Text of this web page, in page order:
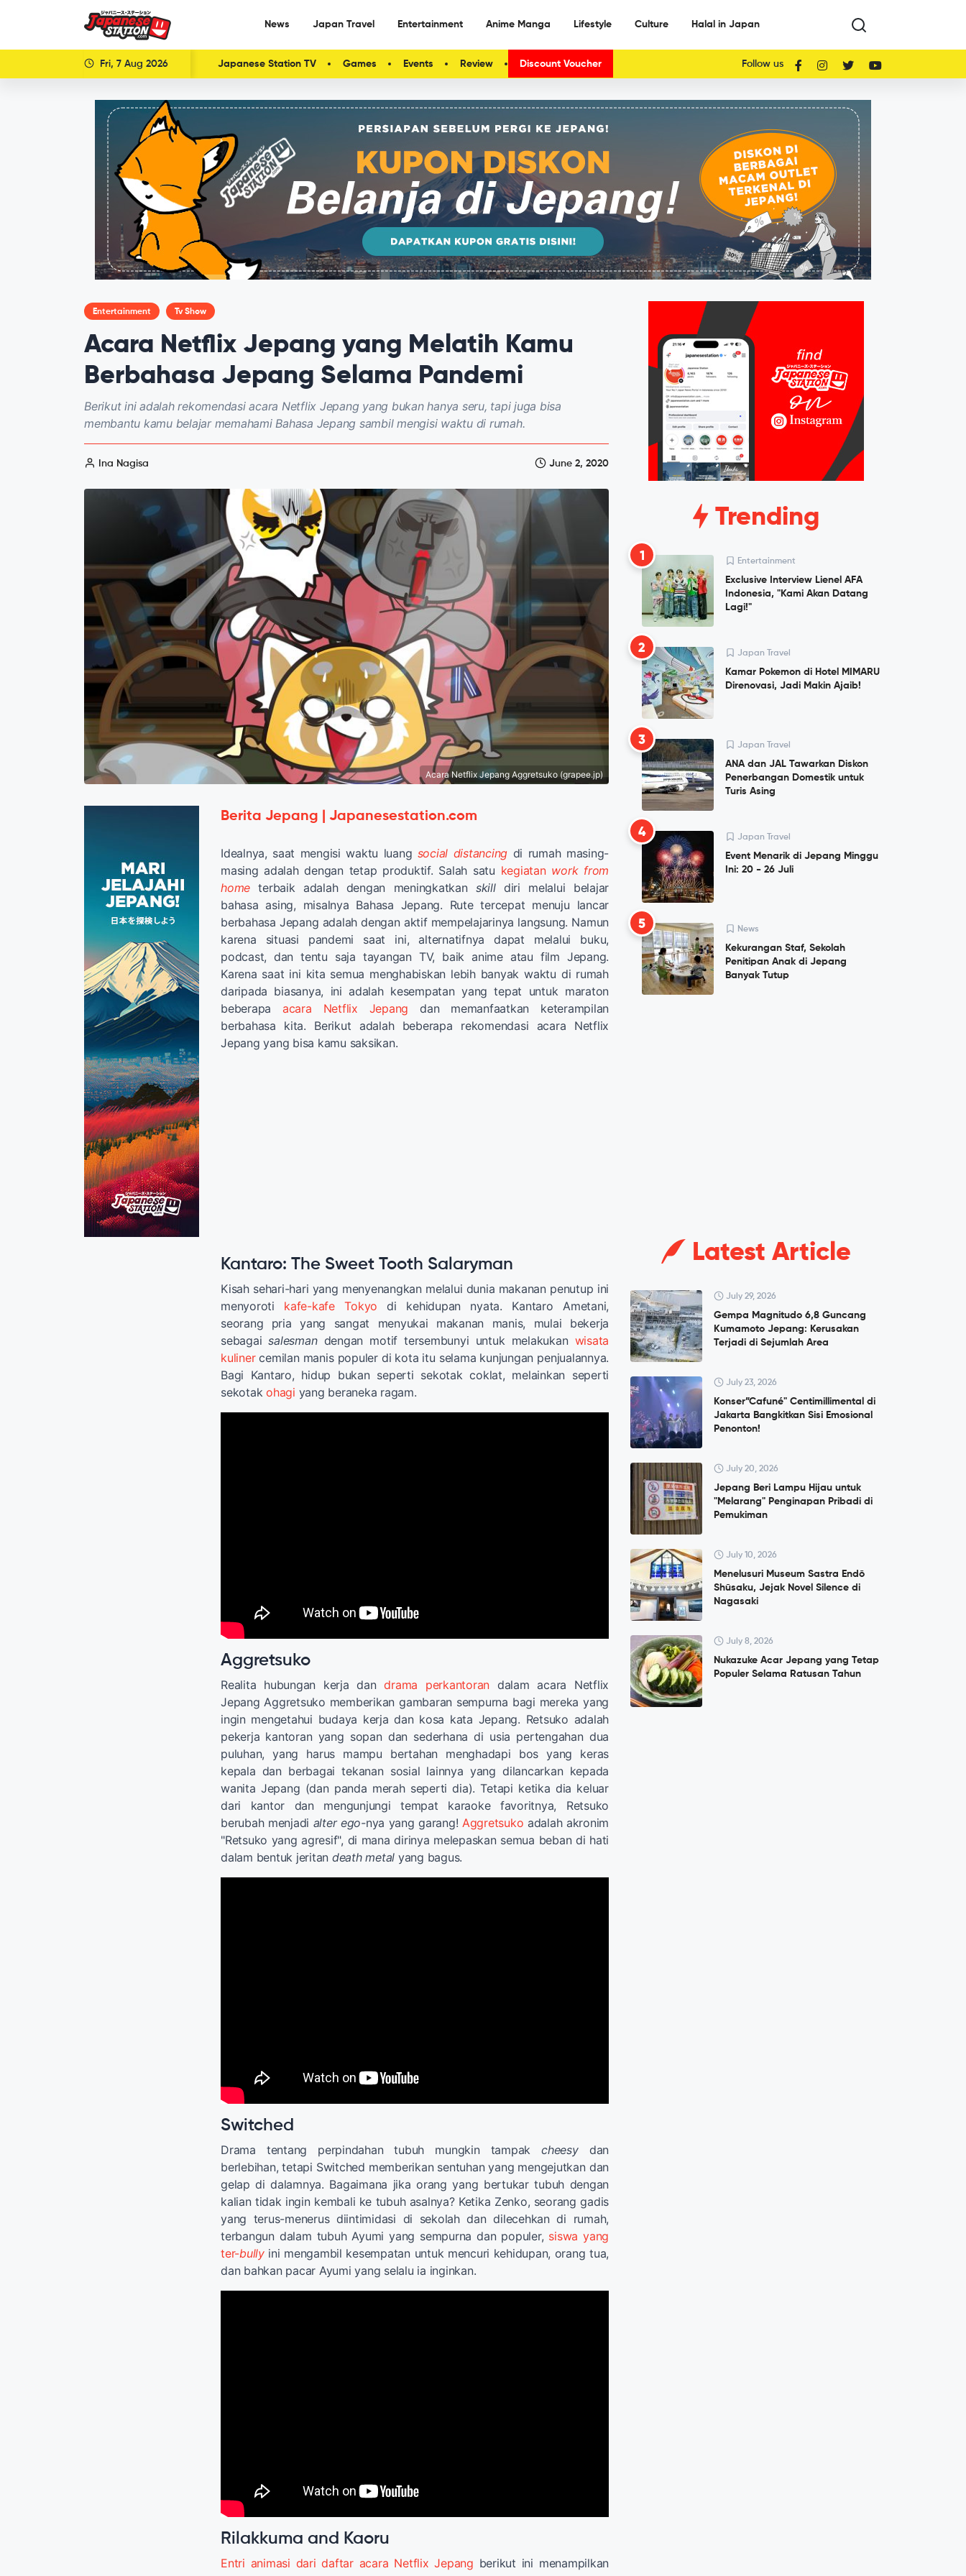
News Japan Travel Entertainment Anime Manga Lifestyle Culture Halal in Japan
Fri, 7 Aug 2026 Japanese Station TV Games Events Review Discount Voucher Follow us
Entertainment Tv Show
Acara Netflix Jepang yang Melatih Kamu
Berbahasa Jepang Selama Pandemi
Berikut ini adalah rekomendasi acara Netflix Jepang yang bukan hanya seru, tapi juga bisa
membantu kamu belajar memahami Bahasa Jepang sambil mengisi waktu di rumah.
Ina Nagisa June 2, 2020
Acara Netflix Jepang Aggretsuko (grapee.jp)
Berita Jepang | Japanesestation.com
Idealnya, saat mengisi waktu luang social distancing di rumah masing-
masing adalah dengan tetap produktif. Salah satu kegiatan work from
home terbaik adalah dengan meningkatkanskilldiri melalui belajar
bahasa asing, misalnya Bahasa Jepang. Rute tercepat menuju lancar
berbahasa Jepang adalah dengan aktif mempelajarinya langsung. Namun
karena situasi pandemi saat ini, alternatifnya dapat melalui buku,
podcast, dan tentu saja tayangan TV, baik anime atau film Jepang.
Karena saat ini kita semua menghabiskan lebih banyak waktu di rumah
daripada biasanya, ini adalah kesempatan yang tepat untuk maraton
beberapa acara Netflix Jepang dan memanfaatkan keterampilan
berbahasa kita. Berikut adalah beberapa rekomendasi acara Netflix
Jepang yang bisa kamu saksikan.
Kantaro: The Sweet Tooth Salaryman
Kisah sehari-hari yang menyenangkan melalui dunia makanan penutup ini
menyoroti kafe-kafe Tokyo di kehidupan nyata. Kantaro Ametani,
seorang pria yang sangat menyukai makanan manis, mulai bekerja
sebagaisalesmandengan motif tersembunyi untuk melakukan wisata
kulinercemilan manis populer di kota itu selama kunjungan penjualannya.
Bagi Kantaro, hidup bukan seperti sekotak coklat, melainkan seperti
sekotak ohagi yang beraneka ragam.
Aggretsuko
Realita hubungan kerja dandrama perkantoran dalam acara Netflix
Jepang Aggretsuko memberikan gambaran sempurna bagi mereka yang
ingin mengetahui budaya kerja dan kosa kata Jepang. Retsuko adalah
pekerja kantoran yang sopan dan sederhana di usia pertengahan dua
puluhan, yang harus mampu bertahan menghadapi bos yang keras
kepala dan berbagai tekanan sosial lainnya yang dilancarkan kepada
wanita Jepang (dan panda merah seperti dia). Tetapi ketika dia keluar
dari kantor dan mengunjungi tempat karaoke favoritnya, Retsuko
berubah menjadi alter ego-nya yang garang! Aggretsuko adalah akronim
"Retsuko yang agresif", di mana dirinya melepaskan semua beban di hati
dalam bentuk jeritan death metal yang bagus.
Switched
Drama tentang perpindahan tubuh mungkin tampakcheesydan
berlebihan, tetapi Switched memberikan sentuhan yang mengejutkan dan
gelap di dalamnya. Bagaimana jika orang yang bertukar tubuh dengan
kalian tidak ingin kembali ke tubuh asalnya? Ketika Zenko, seorang gadis
yang terus-menerus diintimidasi di sekolah dan dilecehkan di rumah,
terbangun dalam tubuh Ayumi yang sempurna dan populer, siswa yang
ter-bullyini mengambil kesempatan untuk mencuri kehidupan, orang tua,
dan bahkan pacar Ayumi yang selalu ia inginkan.
Rilakkuma and Kaoru
Entri animasi dari daftar acara Netflix Jepang berikut ini menampilkan
Trending
1 Entertainment
Exclusive Interview Lienel AFA
Indonesia, "Kami Akan Datang
Lagi!"
2 Japan Travel
Kamar Pokemon di Hotel MIMARU
Direnovasi, Jadi Makin Ajaib!
3 Japan Travel
ANA dan JAL Tawarkan Diskon
Penerbangan Domestik untuk
Turis Asing
4 Japan Travel
Event Menarik di Jepang Minggu
Ini: 20 - 26 Juli
5 News
Kekurangan Staf, Sekolah
Penitipan Anak di Jepang
Banyak Tutup
Latest Article
July 29, 2026
Gempa Magnitudo 6,8 Guncang
Kumamoto Jepang: Kerusakan
Terjadi di Sejumlah Area
July 23, 2026
Konser”Cafuné" Centimillimental di
Jakarta Bangkitkan Sisi Emosional
Penonton!
July 20, 2026
Jepang Beri Lampu Hijau untuk
"Melarang" Penginapan Pribadi di
Pemukiman
July 10, 2026
Menelusuri Museum Sastra Endō
Shūsaku, Jejak Novel Silence di
Nagasaki
July 8, 2026
Nukazuke Acar Jepang yang Tetap
Populer Selama Ratusan Tahun